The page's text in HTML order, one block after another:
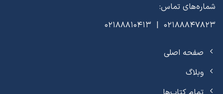
شماره‌های تماس:
02188847823 | 02188810413
صفحه اصلی
وبلاگ